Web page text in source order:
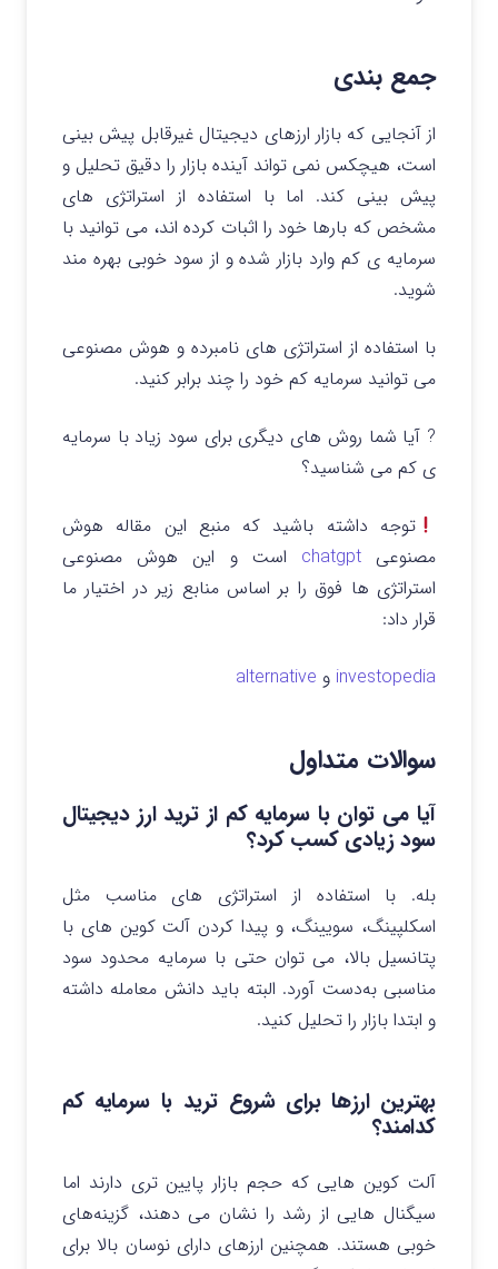
جمع بندی
از آنجایی که بازار ارزهای دیجیتال غیرقابل پیش بینی
است، هیچکس نمی تواند آینده بازار را دقیق تحلیل و
پیش بینی کند. اما با استفاده از استراتژی های
مشخص که بارها خود را اثبات کرده اند، می توانید با
سرمایه ی کم وارد بازار شده و از سود خوبی بهره مند
شوید.
با استفاده از استراتژی های نامبرده و هوش مصنوعی
می توانید سرمایه کم خود را چند برابر کنید.
? آیا شما روش های دیگری برای سود زیاد با سرمایه
ی کم می شناسید؟
توجه داشته باشید که منبع این مقاله هوش
مصنوعیchatgpt است و این هوش مصنوعی
استراتژی ها فوق را بر اساس منابع زیر در اختیار ما
قرار داد:
investopedia و alternative
سوالات متداول
آیا می‌ توان با سرمایه کم از ترید ارز دیجیتال
سود زیادی کسب کرد؟
بله. با استفاده از استراتژی‌ های مناسب مثل
اسکلپینگ، سویینگ، و پیدا کردن آلت‌ کوین‌ های با
پتانسیل بالا، می‌ توان حتی با سرمایه محدود سود
مناسبی به‌دست آورد. البته باید دانش معامله داشته
و ابتدا بازار را تحلیل کنید.
بهترین ارزها برای شروع ترید با سرمایه کم
کدامند؟
آلت‌ کوین‌ هایی که حجم بازار پایین‌ تری دارند اما
سیگنال هایی از رشد را نشان می‌ دهند، گزینه‌های
خوبی هستند. همچنین ارزهای دارای نوسان بالا برای